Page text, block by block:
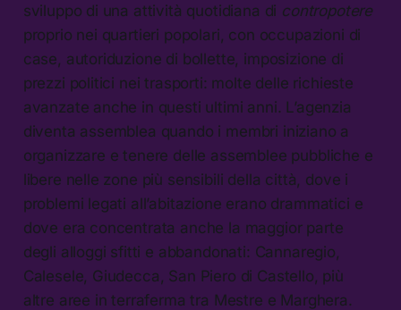
sviluppo di una attività quotidiana di contropotere
proprio nei quartieri popolari, con occupazioni di
case, autoriduzione di bollette, imposizione di
prezzi politici nei trasporti: molte delle richieste
avanzate anche in questi ultimi anni. L’agenzia
diventa assemblea quando i membri iniziano a
organizzare e tenere delle assemblee pubbliche e
libere nelle zone più sensibili della città, dove i
problemi legati all’abitazione erano drammatici e
dove era concentrata anche la maggior parte
degli alloggi sfitti e abbandonati: Cannaregio,
Calesele, Giudecca, San Piero di Castello, più
altre aree in terraferma tra Mestre e Marghera.